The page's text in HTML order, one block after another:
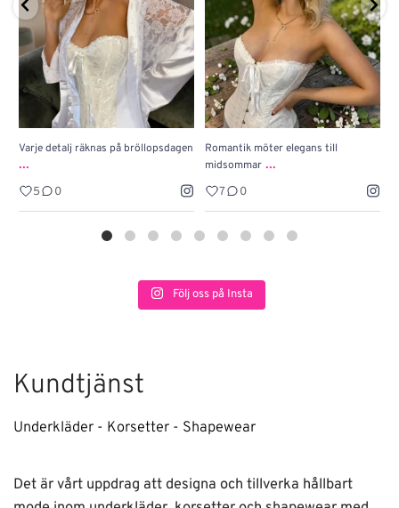
Varje detalj räknas på bröllopsdagen
...
5 0
Romantik möter elegans till
midsommar ...
7 0
Följ oss på Insta
Kundtjänst
Underkläder - Korsetter - Shapewear
Det är vårt uppdrag att designa och tillverka hållbart